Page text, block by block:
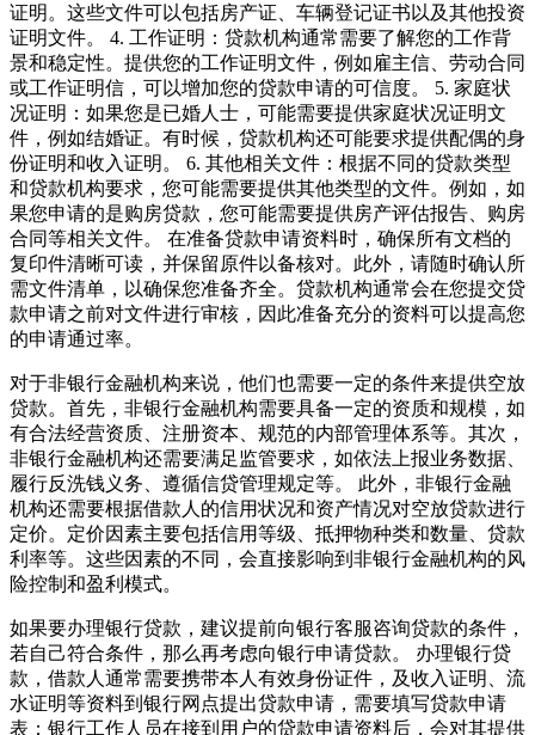
证明。这些文件可以包括房产证、车辆登记证书以及其他投资
证明文件。 4. 工作证明：贷款机构通常需要了解您的工作背
景和稳定性。提供您的工作证明文件，例如雇主信、劳动合同
或工作证明信，可以增加您的贷款申请的可信度。 5. 家庭状
况证明：如果您是已婚人士，可能需要提供家庭状况证明文
件，例如结婚证。有时候，贷款机构还可能要求提供配偶的身
份证明和收入证明。 6. 其他相关文件：根据不同的贷款类型
和贷款机构要求，您可能需要提供其他类型的文件。例如，如
果您申请的是购房贷款，您可能需要提供房产评估报告、购房
合同等相关文件。 在准备贷款申请资料时，确保所有文档的
复印件清晰可读，并保留原件以备核对。此外，请随时确认所
需文件清单，以确保您准备齐全。贷款机构通常会在您提交贷
款申请之前对文件进行审核，因此准备充分的资料可以提高您
的申请通过率。
对于非银行金融机构来说，他们也需要一定的条件来提供空放
贷款。首先，非银行金融机构需要具备一定的资质和规模，如
有合法经营资质、注册资本、规范的内部管理体系等。其次，
非银行金融机构还需要满足监管要求，如依法上报业务数据、
履行反洗钱义务、遵循信贷管理规定等。 此外，非银行金融
机构还需要根据借款人的信用状况和资产情况对空放贷款进行
定价。定价因素主要包括信用等级、抵押物种类和数量、贷款
利率等。这些因素的不同，会直接影响到非银行金融机构的风
险控制和盈利模式。
如果要办理银行贷款，建议提前向银行客服咨询贷款的条件，
若自己符合条件，那么再考虑向银行申请贷款。 办理银行贷
款，借款人通常需要携带本人有效身份证件，及收入证明、流
水证明等资料到银行网点提出贷款申请，需要填写贷款申请
表；银行工作人员在接到用户的贷款申请资料后，会对其提供